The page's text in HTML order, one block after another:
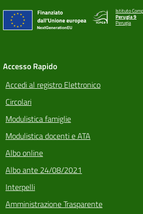
Istituto
Perugia 9
Perugia
Accesso Rapido
Accedi al registro Elettronico
Circolari
Modulistica famiglie
Modulistica docenti e ATA
Albo online
Albo ante 24/08/2021
Interpelli
Amministrazione Trasparente